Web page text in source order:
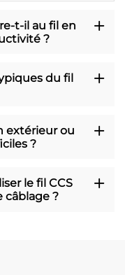
t-il au fil en
?
du fil
extérieur ou
?
le fil CCS
câblage ?